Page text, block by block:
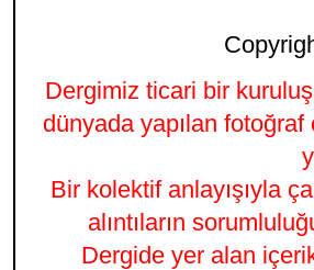
Dergimiz ticari bir kuruluş
dünyada yapılan fotoğraf
Bir kolektif anlayışıyla
alıntıların
Dergide yer alan